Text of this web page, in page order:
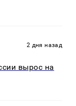
2 дня назад
вырос на